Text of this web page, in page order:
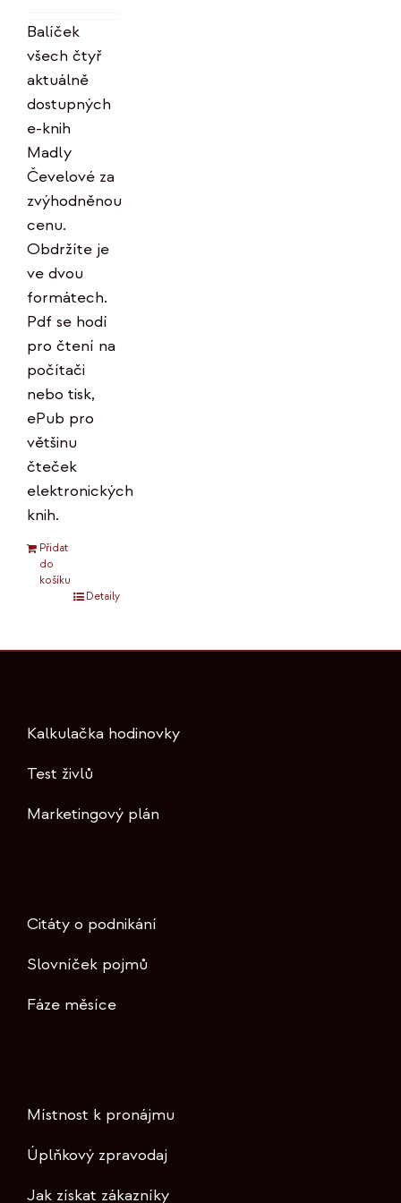
5.00z 5
996 Kč.799 Kč.
Balíček
všech čtyř
aktuálně
dostupných
e-knih
Madly
Čevelové za
zvýhodněnou
cenu.
Obdržíte je
ve dvou
formátech.
Pdf se hodí
pro čtení na
počítači
nebo tisk,
ePub pro
většinu
čteček
elektronických
knih.
Přidat
do
košíku
Detaily
Kalkulačka hodinovky
Test živlů
Marketingový plán
Citáty o podnikání
Slovníček pojmů
Fáze měsíce
Místnost k pronájmu
Úplňkový zpravodaj
Jak získat zákazníky